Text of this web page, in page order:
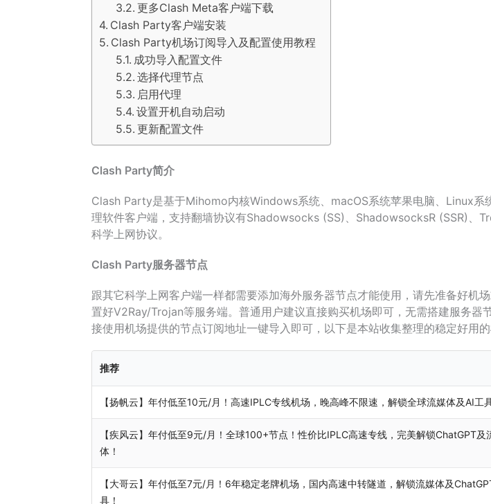
更多Clash Meta客户端下载
Clash Party客户端安装
Clash Party机场订阅导入及配置使用教程
成功导入配置文件
选择代理节点
启用代理
设置开机自动启动
更新配置文件
Clash Party简介
Clash Party是基于Mihomo内核Windows系统、macOS系统苹果电脑、Linux系
理软件客户端，支持翻墙协议有Shadowsocks (SS)、ShadowsocksR (SSR)、
科学上网协议。
Clash Party服务器节点
跟其它科学上网客户端一样都需要添加海外服务器节点才能使用，请先准备好机
置好V2Ray/Trojan等服务端。普通用户建议直接购买机场即可，无需搭建服务器
接使用机场提供的节点订阅地址一键导入即可，以下是本站收集整理的稳定好用的
推荐
【扬帆云】年付低至10元/月！高速IPLC专线机场，晚高峰不限速，解锁全球流媒体及AI工
【疾风云】年付低至9元/月！全球100+节点！性价比IPLC高速专线，完美解锁ChatGPT及
体！
【大哥云】年付低至7元/月！6年稳定老牌机场，国内高速中转隧道，解锁流媒体及
具！